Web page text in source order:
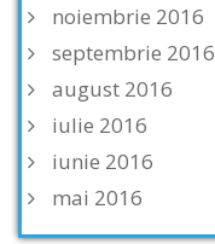
noiembrie 2016
septembrie 2016
august 2016
iulie 2016
iunie 2016
mai 2016